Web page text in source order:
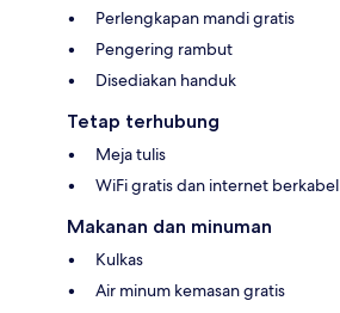
Perlengkapan mandi gratis
Pengering rambut
Disediakan handuk
Tetap terhubung
Meja tulis
WiFi gratis dan internet berkabel
Makanan dan minuman
Kulkas
Air minum kemasan gratis